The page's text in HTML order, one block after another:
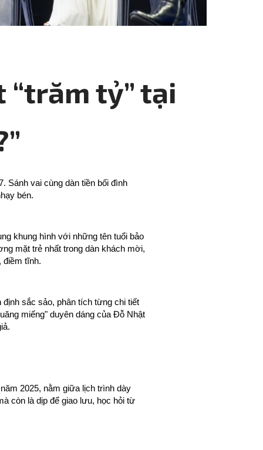
tỷ” tại
Sánh vai cùng dàn tiền bối đình
bén.
khung hình với những tên tuổi bảo
mặt trẻ nhất trong dàn khách mời,
điềm tĩnh.
sắc sảo, phân tích từng chi tiết
miếng" duyên dáng của Đỗ Nhật
2025, nằm giữa lịch trình dày
còn là dịp để giao lưu, học hỏi từ